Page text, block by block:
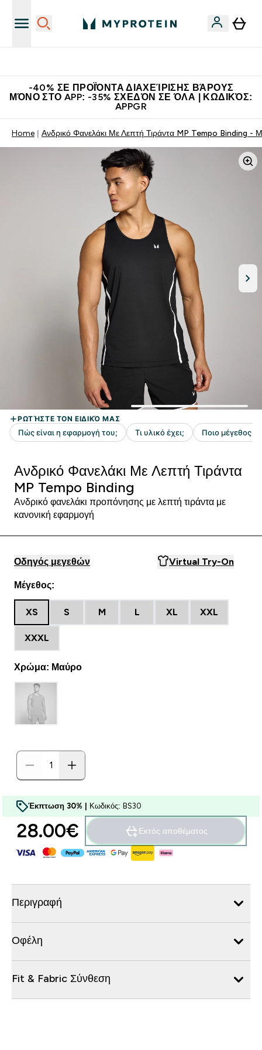
-40% ΣΕ ΠΡΟΪΌΝΤΑ ΔΙΑΧΕΊΡΙΣΗΣ ΒΆΡΟΥΣ
ΜΌΝΟ ΣΤΟ APP: -35% ΣΧΕΔΌΝ ΣΕ ΌΛΑ | ΚΩΔΙΚΌΣ:
APPGR
Home Ανδρικό Φανελάκι Με Λεπτή Τιράντα MP Tempo Binding -
Ανδρικό Φανελάκι Με Λεπτή Τιράντα
MP Tempo Binding
Ανδρικό φανελάκι προπόνησης με λεπτή τιράντα με
κανονική εφαρμογή
Οδηγός μεγεθών Virtual Try-On
Μέγεθος:
XS S M L XL XXL
XXXL
Χρώμα: Μαύρο
Έκπτωση 30% | Κωδικός: BS30
28.00€‎ Εκτός αποθέματος
Περιγραφή
Οφέλη
Fit & Fabric Σύνθεση